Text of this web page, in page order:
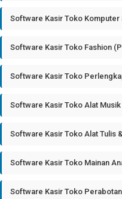
Software Kasir Toko
Software Kasir Toko Fashion
Software Kasir Toko
Software Kasir Toko Alat
Software Kasir Toko Alat Tulis
Software Kasir Toko Mainan
Software Kasir Toko